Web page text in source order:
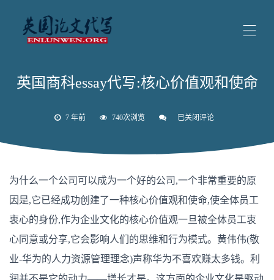
英国商科essay代写:核心价值观和使命
7 年前 740次浏览
英
写:
心
值
观
和
使
命
已关闭评论
为什么一个公司可以成为一个好的公司,一个非常重要的原
因是,它已经成功创建了一种核心价值观和使命,使全体员工
衷心的身份,作为企业文化的核心价值观一旦被全体员工衷
心同意或分享,它会影响人们的思维和行为模式。黄伟伟(敬
业-华为的人力资源管理理念)声称华为不喜欢赚太多钱。利